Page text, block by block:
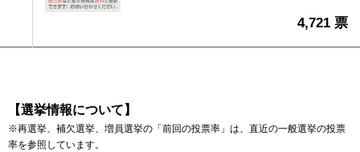
4,721 票
【選挙情報について】
※再選挙、補欠選挙、増員選挙の「前回の投票率」は、直近の一般選挙の投票
率を参照しています。